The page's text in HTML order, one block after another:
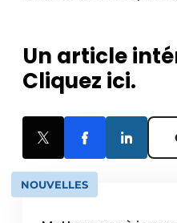
Un article
Cliquez ici.
NOUVELLES